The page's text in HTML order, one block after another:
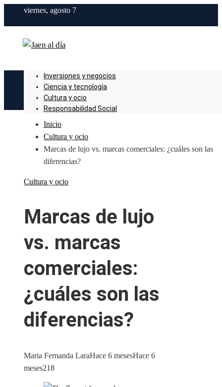
viernes, agosto 7
Inversiones y negocios
Ciencia y tecnología
Cultura y ocio
Responsabilidad Social
Inicio
Cultura y ocio
Marcas de lujo vs. marcas comerciales: ¿cuáles son las
diferencias?
Cultura y ocio
Marcas de lujo
vs. marcas
comerciales:
¿cuáles son las
diferencias?
Maria Fernanda LaraHace 6 mesesHace 6
meses218